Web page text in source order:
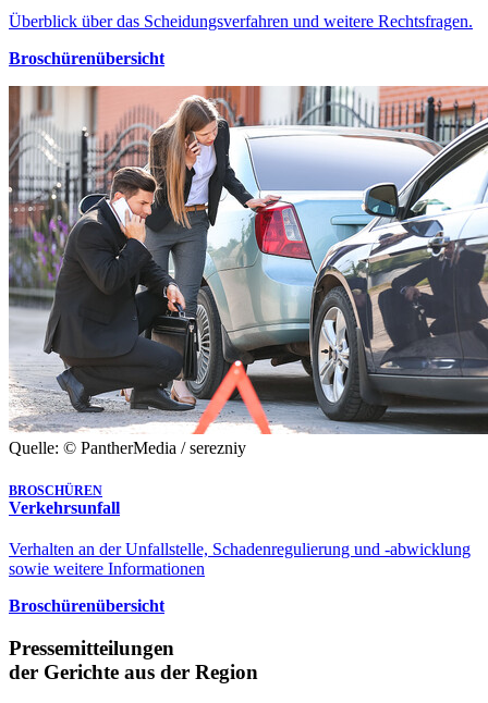
Überblick über das Scheidungsverfahren und weitere Rechtsfragen.
Broschürenübersicht
Quelle: © PantherMedia / serezniy
BROSCHÜREN
Verkehrsunfall
Verhalten an der Unfallstelle, Schadenregulierung und -abwicklung
sowie weitere Informationen
Broschürenübersicht
Pressemitteilungen
der Gerichte aus der Region